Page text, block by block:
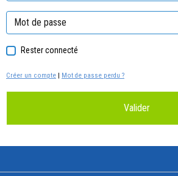
Rester connecté
Créer un compte | Mot de passe perdu ?
Valider